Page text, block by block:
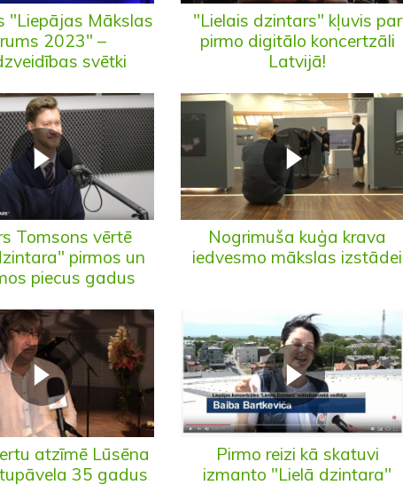
"Liepājas Mākslas
2023" –
svētki
"Lielais dzintars" kļuvis par
pirmo digitālo koncertzāli
Latvijā!
Tomsons vērtē
pirmos un
piecus gadus
Nogrimuša kuģa krava
iedvesmo mākslas izstādei
atzīmē Lūsēna
35 gadus
Pirmo reizi kā skatuvi
izmanto "Lielā dzintara"